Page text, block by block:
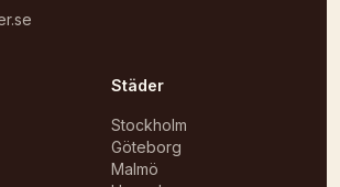
Städer
Stockholm
Göteborg
Malmö